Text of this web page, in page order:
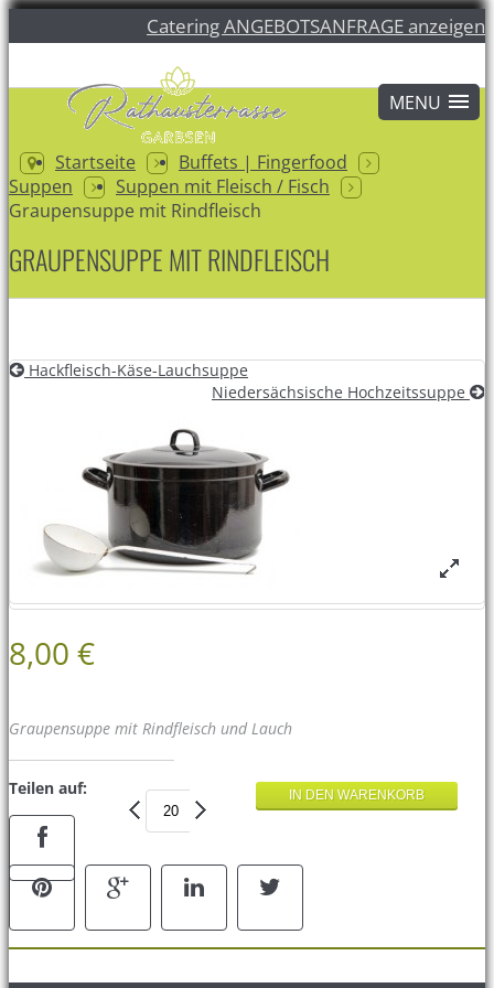
Catering ANGEBOTSANFRAGE anzeigen
Startseite
Buffets | Fingerfood
Suppen
Suppen mit Fleisch / Fisch
Graupensuppe mit Rindfleisch
GRAUPENSUPPE MIT RINDFLEISCH
Hackfleisch-Käse-Lauchsuppe
Niedersächsische Hochzeitssuppe
8,00 €
Graupensuppe mit Rindfleisch und Lauch
Teilen auf: